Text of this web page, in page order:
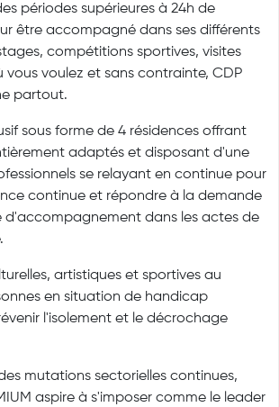
périodes supérieures à 24h de
être accompagné dans ses différents
compétitions sportives, visites
vous voulez et sans contrainte, CDP
partout.
sous forme de 4 résidences offrant
adaptés et disposant d'une
se relayant en continue pour
continue et répondre à la demande
dans les actes de
artistiques et sportives au
en situation de handicap
l'isolement et le décrochage
mutations sectorielles continues,
aspire à s'imposer comme le leader